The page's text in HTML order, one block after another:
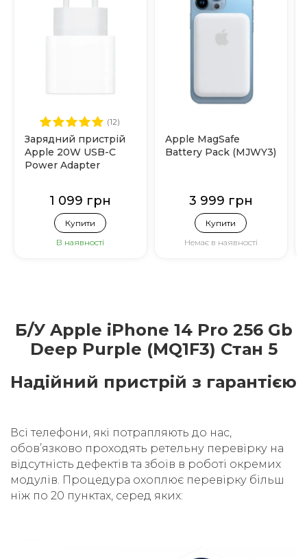
(12)
Зарядний пристрій
Apple 20W USB-C
Power Adapter
1 099 грн
Купити
В наявності
Apple MagSafe
Battery Pack (MJWY3)
3 999 грн
Купити
Немає в наявності
Б/У Apple iPhone 14 Pro 256 Gb
Deep Purple (MQ1F3) Стан 5
Надійний пристрій з гарантією
Всі телефони, які потрапляють до нас,
обовʼязково проходять ретельну перевірку на
відсутність дефектів та збоїв в роботі окремих
модулів. Процедура охоплює перевірку більш
ніж по 20 пунктах, серед яких: